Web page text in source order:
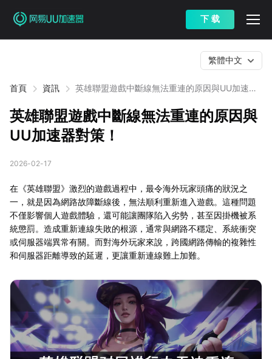
下 载
首頁 資訊
英雄聯盟遊戲中斷線無法重連的原因與UU加速器
繁體中文
英雄聯盟遊戲中斷線無法重連的原因與
UU加速器對策！
2026-02-17
在《英雄聯盟》激烈的遊戲過程中，最令海外玩家頭痛的狀況之
一，就是因為網路故障斷線後，無法順利重新進入遊戲。這種問題
不僅影響個人遊戲體驗，還可能讓團隊陷入劣勢，甚至因掛機被系
統懲罰。造成重新連線失敗的根源，通常與網路不穩定、系統衝突
或伺服器端異常有關。而對海外玩家來說，跨國網路傳輸的複雜性
和伺服器距離導致的延遲，更讓重新連線難上加難。